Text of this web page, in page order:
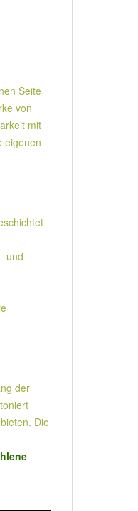
Seite
von
mit
eigenen
und
der
Die